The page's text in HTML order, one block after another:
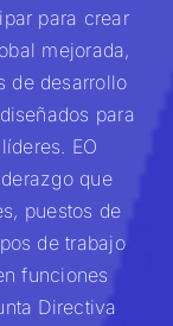
para crear
mejorada,
de desarrollo
para
EO
que
puestos de
de trabajo
funciones
Directiva